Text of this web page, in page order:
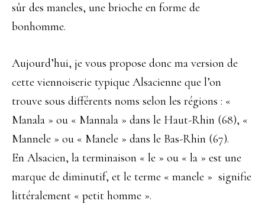
sûr des maneles, une brioche en forme de
bonhomme.
Aujourd’hui, je vous propose donc ma version de
cette viennoiserie typique Alsacienne que l’on
trouve sous différents noms selon les régions : «
Manala » ou « Mannala » dans le Haut-Rhin (68), «
Mannele » ou « Manele » dans le Bas-Rhin (67).
En Alsacien, la terminaison « le » ou « la » est une
marque de diminutif, et le terme « manele » signifie
littéralement « petit homme ».